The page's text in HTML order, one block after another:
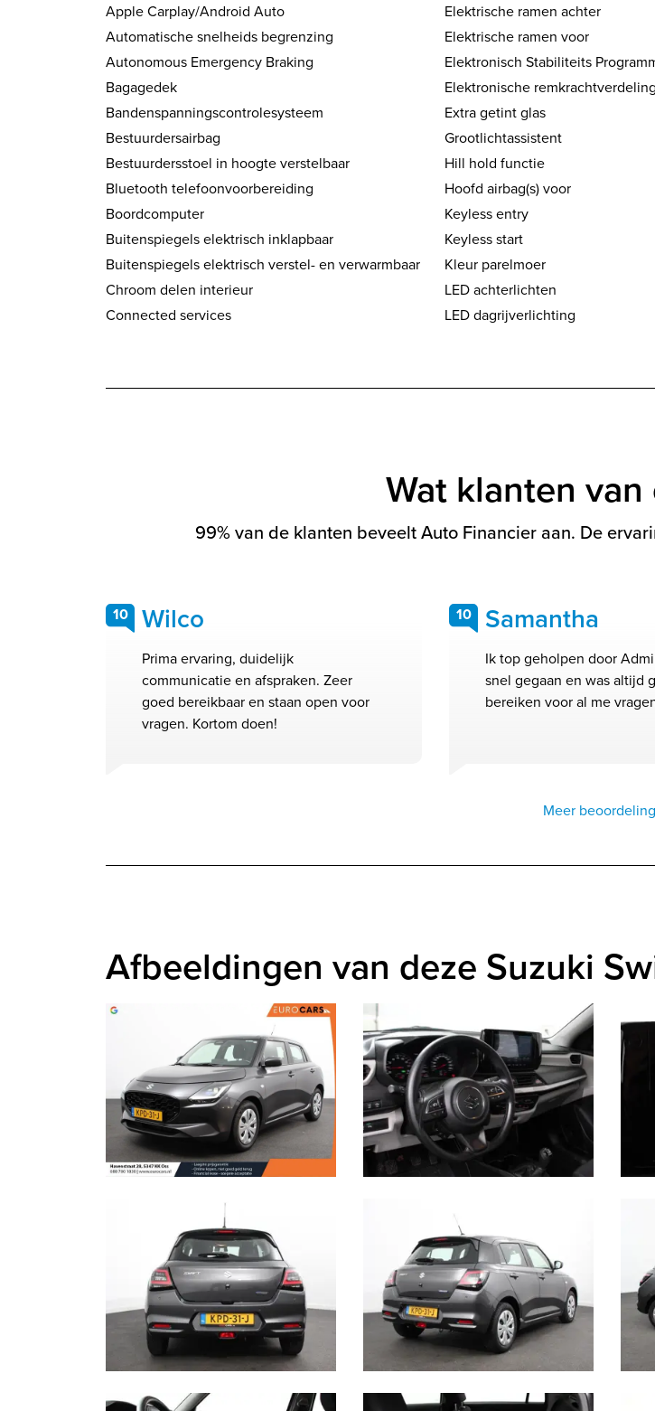
Apple Carplay/Android Auto
Automatische snelheids begrenzing
Autonomous Emergency Braking
Bagagedek
Bandenspanningscontrolesysteem
Bestuurdersairbag
Bestuurdersstoel in hoogte verstelbaar
Bluetooth telefoonvoorbereiding
Boordcomputer
Buitenspiegels elektrisch inklapbaar
Buitenspiegels elektrisch verstel- en verwarmbaar
Chroom delen interieur
Connected services
Elektrische ramen achter
Elektrische ramen voor
Elektronisch Stabiliteits
Elektronische remkrachtverdeling
Extra getint glas
Grootlichtassistent
Hill hold functie
Hoofd airbag(s) voor
Keyless entry
Keyless start
Kleur parelmoer
LED achterlichten
LED dagrijverlichting
Wat klanten
99% van de klanten beveelt Auto Financier aan. De
10 Wilco
Prima ervaring, duidelijk
communicatie en afspraken. Zeer
goed bereikbaar en staan open voor
vragen. Kortom doen!
10 Samantha
Ik top geholpen door
snel gegaan en was altijd
bereiken voor al me
Meer
Afbeeldingen van deze Suzuki